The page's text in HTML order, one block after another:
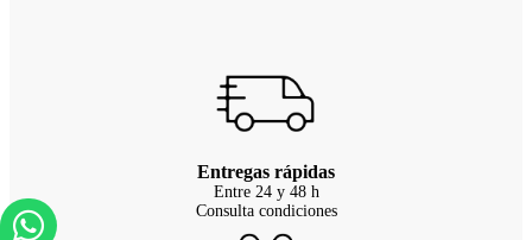
Entregas rápidas
Entre 24 y 48 h
Consulta condiciones